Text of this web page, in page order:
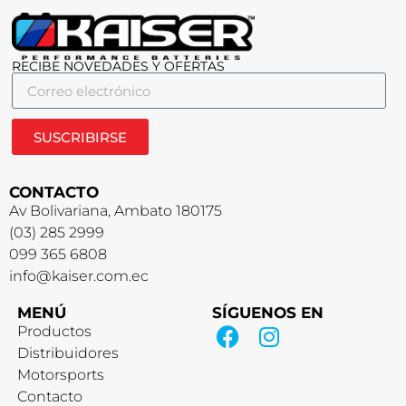
RECIBE NOVEDADES Y OFERTAS
SUSCRIBIRSE
CONTACTO
Av Bolivariana, Ambato 180175
(03) 285 2999
099 365 6808
info@kaiser.com.ec
MENÚ
Productos
Distribuidores
Motorsports
Contacto
SÍGUENOS EN